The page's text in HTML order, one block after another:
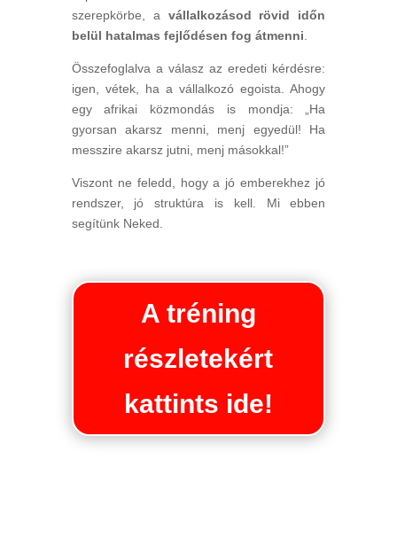
szerepkörbe, a vállalkozásod rövid időn
belül hatalmas fejlődésen fog átmenni
Összefoglalva a válasz az eredeti kérdésre:
igen, vétek, ha a vállalkozó egoista. Ahogy
egy afrikai közmondás is mondja: „Ha
gyorsan akarsz menni, menj egyedül! Ha
messzire akarsz jutni, menj másokkal!”
Viszont ne feledd, hogy a jó emberekhez jó
rendszer, jó struktúra is kell. Mi ebben
segítünk Neked.
A tréning
részletekért
kattints ide!